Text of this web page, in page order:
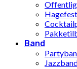
Offentlig
Hagefest
Band